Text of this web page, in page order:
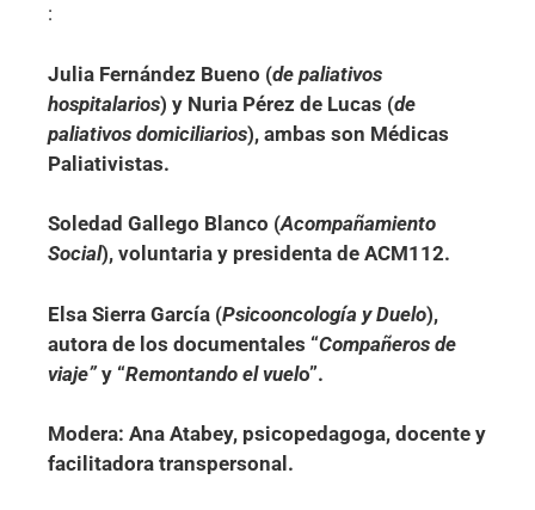
:
Julia Fernández Bueno (de paliativos
hospitalarios) y Nuria Pérez de Lucas (de
paliativos domiciliarios), ambas son Médicas
Paliativistas.
Soledad Gallego Blanco (Acompañamiento
Social), voluntaria y presidenta de ACM112.
Elsa Sierra García (Psicooncología y Duelo),
autora de los documentales “Compañeros de
viaje”y “Remontando el vuelo”.
Modera: Ana Atabey, psicopedagoga, docente y
facilitadora transpersonal.